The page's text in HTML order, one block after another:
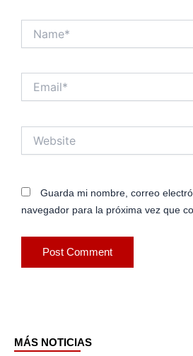
Guarda mi nombre, correo
navegador para la próxima vez que
MÁS NOTICIAS